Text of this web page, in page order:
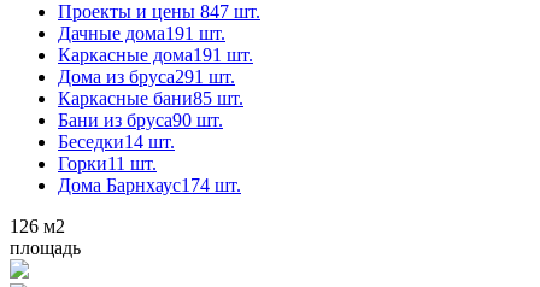
Проекты и цены 847 шт.
Дачные дома191 шт.
Каркасные дома191 шт.
Дома из бруса291 шт.
Каркасные бани85 шт.
Бани из бруса90 шт.
Беседки14 шт.
Горки11 шт.
Дома Барнхаус174 шт.
126 м2
площадь